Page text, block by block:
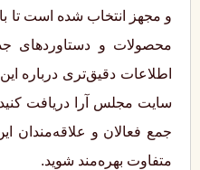
و مجهز انتخاب شده است تا
محصولات و دستاوردهای
اطلاعات دقیق‌تری درباره
سایت مجلس آرا دریافت
جمع فعالان و علاقه‌مندان
متفاوت بهره‌مند شوید.